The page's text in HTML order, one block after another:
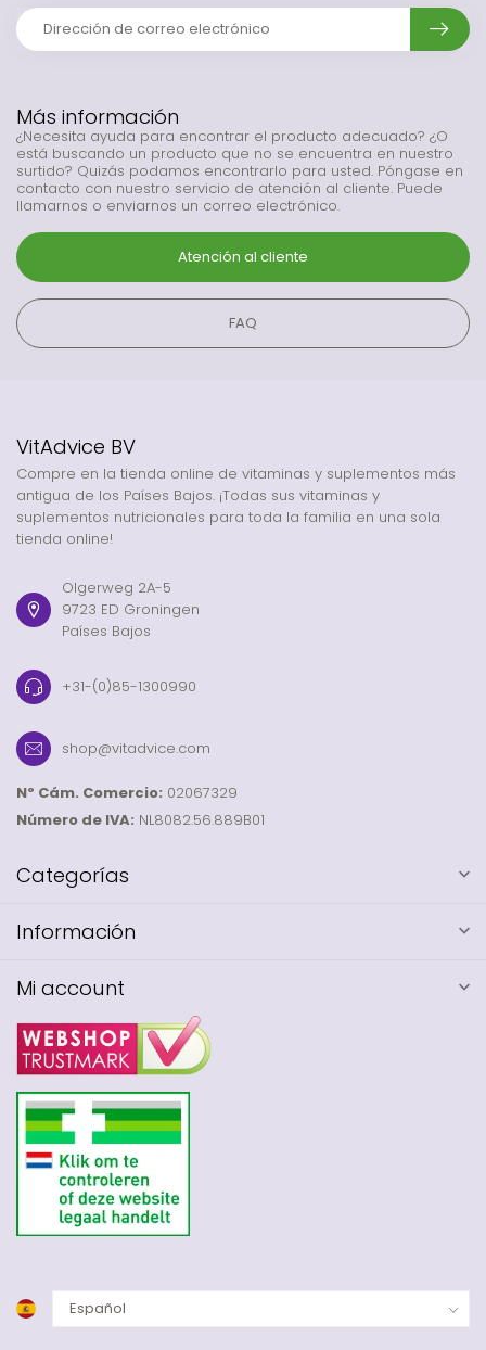
Más información
¿Necesita ayuda para encontrar el producto adecuado? ¿O
está buscando un producto que no se encuentra en nuestro
surtido? Quizás podamos encontrarlo para usted. Póngase en
contacto con nuestro servicio de atención al cliente. Puede
llamarnos o enviarnos un correo electrónico.
Atención al cliente
FAQ
VitAdvice BV
Compre en la tienda online de vitaminas y suplementos más
antigua de los Países Bajos. ¡Todas sus vitaminas y
suplementos nutricionales para toda la familia en una sola
tienda online!
Olgerweg 2A-5
9723 ED Groningen
Países Bajos
+31-(0)85-1300990
shop@vitadvice.com
Nº Cám. Comercio: 02067329
Número de IVA: NL8082.56.889B01
Categorías
Información
Mi account